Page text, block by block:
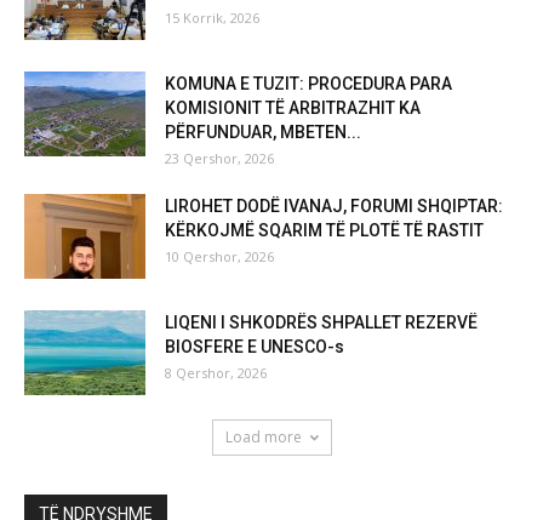
15 Korrik, 2026
KOMUNA E TUZIT: PROCEDURA PARA
KOMISIONIT TË ARBITRAZHIT KA
PËRFUNDUAR, MBETEN...
23 Qershor, 2026
LIROHET DODË IVANAJ, FORUMI SHQIPTAR:
KËRKOJMË SQARIM TË PLOTË TË RASTIT
10 Qershor, 2026
LIQENI I SHKODRËS SHPALLET REZERVË
BIOSFERE E UNESCO-s
8 Qershor, 2026
Load more
TË NDRYSHME